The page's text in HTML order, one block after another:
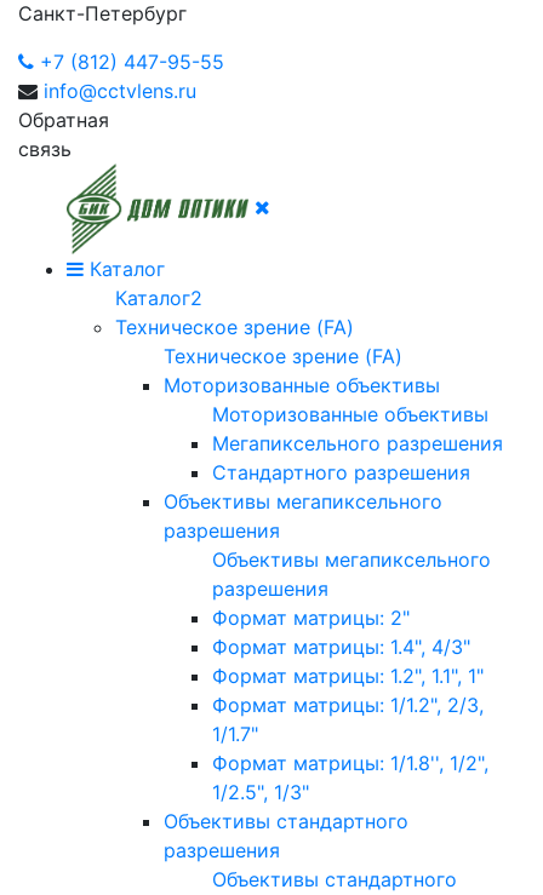
Санкт-Петербург
+7 (812) 447-95-55
info@cctvlens.ru
Обратная
связь
Каталог
Каталог2
Техническое зрение (FA)
Техническое зрение (FA)
Моторизованные объективы
Моторизованные объективы
Мегапиксельного разрешения
Стандартного разрешения
Объективы мегапиксельного
разрешения
Объективы мегапиксельного
разрешения
Формат матрицы: 2"
Формат матрицы: 1.4", 4/3"
Формат матрицы: 1.2", 1.1", 1"
Формат матрицы: 1/1.2", 2/3,
1/1.7"
Формат матрицы: 1/1.8'', 1/2",
1/2.5", 1/3"
Объективы стандартного
разрешения
Объективы стандартного